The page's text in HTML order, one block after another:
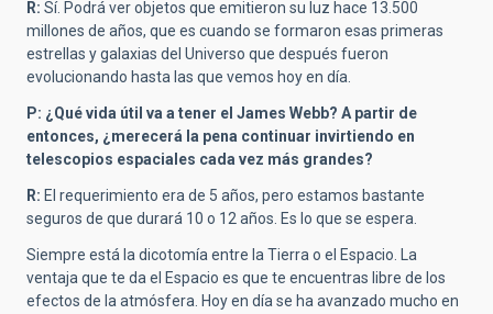
R: Sí. Podrá ver objetos que emitieron su luz hace 13.500
millones de años, que es cuando se formaron esas primeras
estrellas y galaxias del Universo que después fueron
evolucionando hasta las que vemos hoy en día.
P: ¿Qué vida útil va a tener el James Webb? A partir de
entonces, ¿merecerá la pena continuar invirtiendo en
telescopios espaciales cada vez más grandes?
R: El requerimiento era de 5 años, pero estamos bastante
seguros de que durará 10 o 12 años. Es lo que se espera.
Siempre está la dicotomía entre la Tierra o el Espacio. La
ventaja que te da el Espacio es que te encuentras libre de los
efectos de la atmósfera. Hoy en día se ha avanzado mucho en